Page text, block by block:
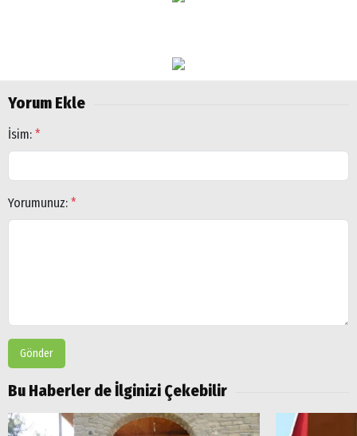
Yorum Ekle
İsim: *
Yorumunuz: *
Gönder
Bu Haberler de İlginizi Çekebilir
Arama
Aramalar: